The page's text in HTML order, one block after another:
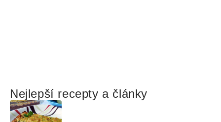
Nejlepší recepty a články